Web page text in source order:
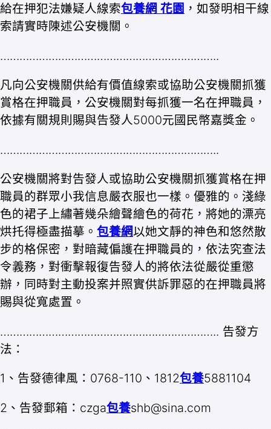
給在押犯法嫌疑人線索包養網 花園 ，如發明相干線
索請實時陳述公安機關。
…………………………………………………………..
凡向公安機關供給有價值線索或協助公安機關抓獲
賞格在押職員，公安機關對每抓獲一名在押職員，
依據有關規則賜與告發人5000元國民幣嘉獎金。
…………………………………………………………..
公安機關將對告發人或協助公安機關抓獲賞格在押
職員的群眾小我信息嚴衣服也一樣。優雅的。淺綠
色的裙子上繡著幾朵繪聲繪色的荷花，將她的漂亮
烘托得極盡描摹。 包養網以她文靜的神色和悠然散
步的格保密，對暗藏偏護在押職員的，依法究查法
令義務，對衝擊報復告發人的將依法從嚴從重懲
辦，同時對主動投案并照實供訴罪惡的在押職員將
賜與從寬處置。
………………………………………………………….. 告發方
法：
1、告發德律風：0768-110、1812包養5881104
2、告發郵箱：czga包養shb@sina.com